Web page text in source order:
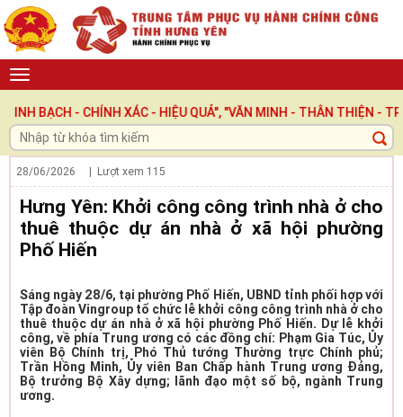
CHÍNH XÁC - HIỆU QUẢ", "VĂN MINH - THÂN THIỆN - TRÁCH
28/06/2026 | Lượt xem 115
Hưng Yên: Khởi công công trình nhà ở cho
thuê thuộc dự án nhà ở xã hội phường
Phố Hiến
Sáng ngày 28/6, tại phường Phố Hiến, UBND tỉnh phối hợp với
Tập đoàn Vingroup tổ chức lễ khởi công công trình nhà ở cho
thuê thuộc dự án nhà ở xã hội phường Phố Hiến. Dự lễ khởi
công, về phía Trung ương có các đồng chí: Phạm Gia Túc, Ủy
viên Bộ Chính trị, Phó Thủ tướng Thường trực Chính phủ;
Trần Hồng Minh, Ủy viên Ban Chấp hành Trung ương Đảng,
Bộ trưởng Bộ Xây dựng; lãnh đạo một số bộ, ngành Trung
ương.